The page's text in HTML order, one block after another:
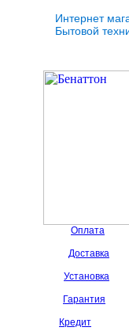
Интернет
Бытовой
Оплата
Доставка
Установка
Гарантия
Кредит